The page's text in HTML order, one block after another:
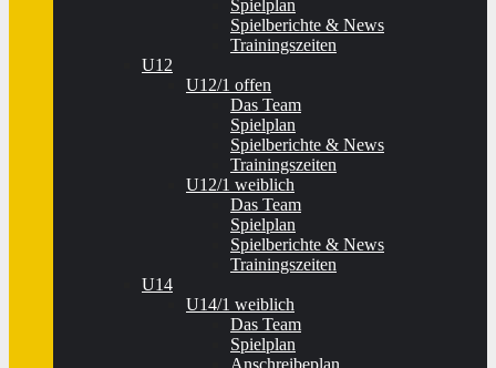
Spielplan
Spielberichte & News
Trainingszeiten
U12
U12/1 offen
Das Team
Spielplan
Spielberichte & News
Trainingszeiten
U12/1 weiblich
Das Team
Spielplan
Spielberichte & News
Trainingszeiten
U14
U14/1 weiblich
Das Team
Spielplan
Anschreibeplan